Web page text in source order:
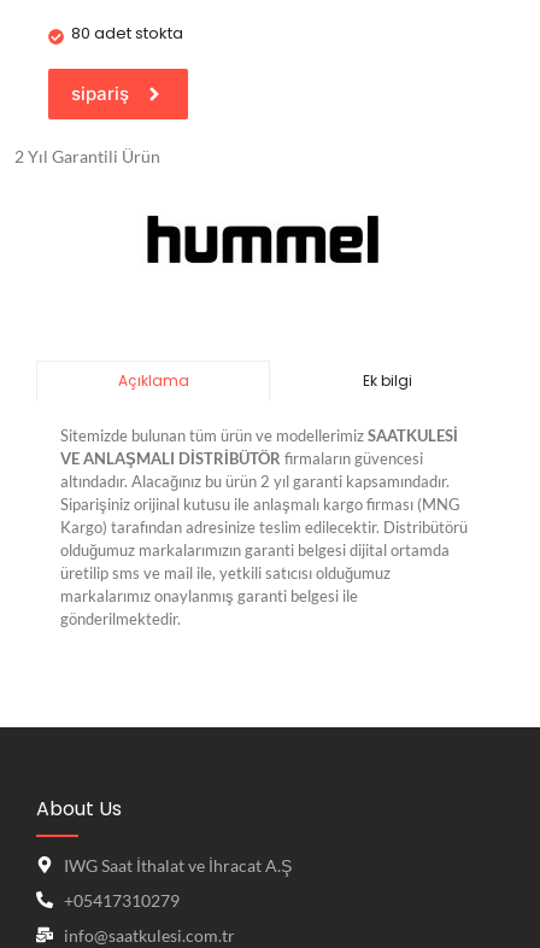
80 adet stokta
sipariş
2 Yıl Garantili Ürün
Açıklama Ek bilgi
Sitemizde bulunan tüm ürün ve modellerimizSAATKULESİ
VE ANLAŞMALI DİSTRİBÜTÖR firmaların güvencesi
altındadır. Alacağınız bu ürün 2 yıl garanti kapsamındadır.
Siparişiniz orijinal kutusu ile anlaşmalı kargo firması (MNG
Kargo) tarafından adresinize teslim edilecektir. Distribütörü
olduğumuz markalarımızın garanti belgesi dijital ortamda
üretilip sms ve mail ile, yetkili satıcısı olduğumuz
markalarımız onaylanmış garanti belgesi ile
gönderilmektedir.
About Us
IWG Saat İthalat ve İhracat A.Ş
+05417310279
info@saatkulesi.com.tr